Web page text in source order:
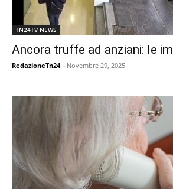
TN24TV NEWS
Ancora truffe ad anziani: le
RedazioneTn24 - Novembre 29, 2025